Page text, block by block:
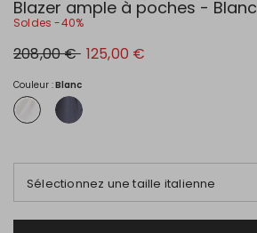
Blazer ample à poches - Blanc
Soldes -40%
Prix
original
€
208,00 € Nouveau
prix
125,00 €
Couleur :Blanc
Sélectionnez une taille italienne